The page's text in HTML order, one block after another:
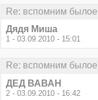
Re: вспомним былое
Дядя Миша
1 - 03.09.2010 - 15:01
Re: вспомним былое
ДЕД ВАВАН
2 - 03.09.2010 - 16:42